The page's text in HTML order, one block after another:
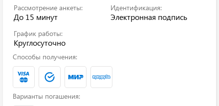
Рассмотрение анкеты:
До 15 минут
Идентификация:
Электронная подпись
График работы:
Круглосуточно
Способы получения:
Варианты погашения: